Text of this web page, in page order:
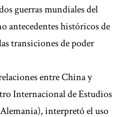
guerras mundiales del
antecedentes históricos de
transiciones de poder
entre China y
Internacional de Estudios
interpretó el uso